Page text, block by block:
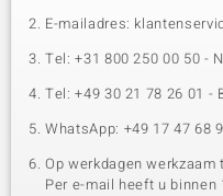
E-mailadres:
Tel: +31 800 250 00 50 -
Tel: +49 30 21 78 26 01 -
WhatsApp: +49 17 47 68
Op werkdagen
Per e-mail heeft u binnen